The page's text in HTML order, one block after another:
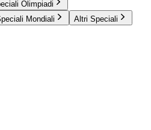
Olimpiadi
Mondiali Altri Speciali